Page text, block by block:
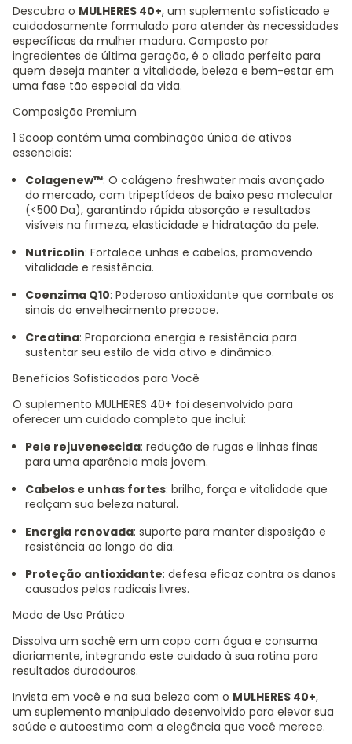
Descubra o MULHERES 40+, um suplemento sofisticado e
cuidadosamente formulado para atender às necessidades
específicas da mulher madura. Composto por
ingredientes de última geração, é o aliado perfeito para
quem deseja manter a vitalidade, beleza e bem-estar em
uma fase tão especial da vida.
Composição Premium
1 Scoop contém uma combinação única de ativos
essenciais:
Colagenew™: O colágeno freshwater mais avançado
do mercado, com tripeptídeos de baixo peso molecular
(<500 Da), garantindo rápida absorção e resultados
visíveis na firmeza, elasticidade e hidratação da pele.
Nutricolin: Fortalece unhas e cabelos, promovendo
vitalidade e resistência.
Coenzima Q10: Poderoso antioxidante que combate os
sinais do envelhecimento precoce.
Creatina: Proporciona energia e resistência para
sustentar seu estilo de vida ativo e dinâmico.
Benefícios Sofisticados para Você
O suplemento MULHERES 40+ foi desenvolvido para
oferecer um cuidado completo que inclui:
Pele rejuvenescida: redução de rugas e linhas finas
para uma aparência mais jovem.
Cabelos e unhas fortes: brilho, força e vitalidade que
realçam sua beleza natural.
Energia renovada: suporte para manter disposição e
resistência ao longo do dia.
Proteção antioxidante: defesa eficaz contra os danos
causados pelos radicais livres.
Modo de Uso Prático
Dissolva um sachê em um copo com água e consuma
diariamente, integrando este cuidado à sua rotina para
resultados duradouros.
Invista em você e na sua beleza com o MULHERES 40+,
um suplemento manipulado desenvolvido para elevar sua
saúde e autoestima com a elegância que você merece.